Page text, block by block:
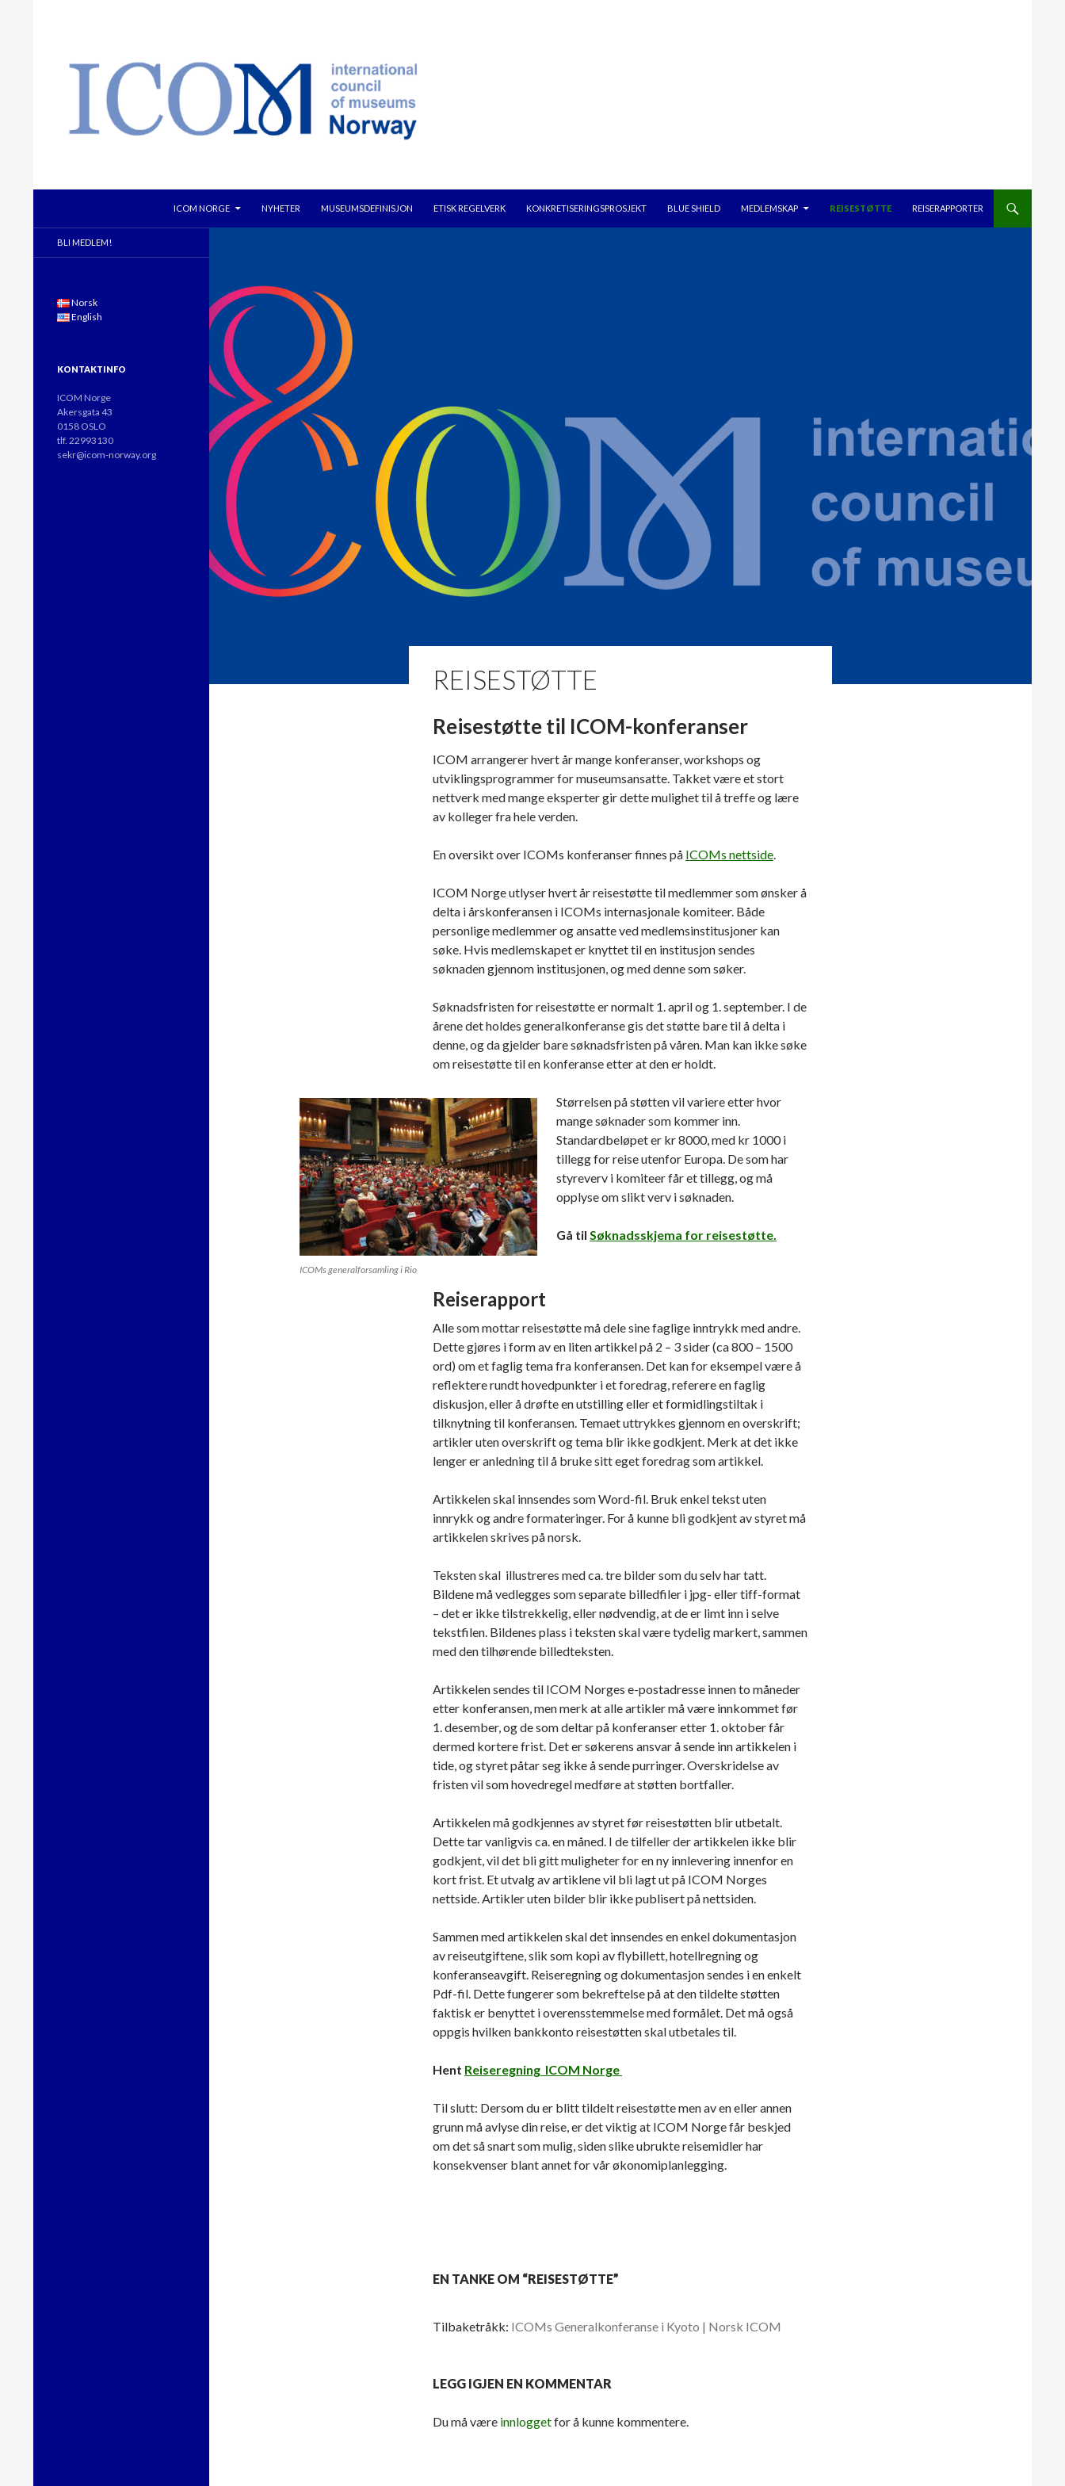
ICOM NORGE
NYHETER MUSEUMSDEFINISJON ETISK REGELVERK KONKRETISERINGSPROSJEKT BLUE SHIELD MEDLEMSKAP REISESTØTTE REISERAPPORTER
REISESTØTTE
Reisestøtte til ICOM-konferanser
ICOM arrangerer hvert år mange konferanser, workshops og
utviklingsprogrammer for museumsansatte. Takket være et stort
nettverk med mange eksperter gir dette mulighet til å treffe og lære
av kolleger fra hele verden.
En oversikt over ICOMs konferanser finnes på ICOMs nettside.
ICOM Norge utlyser hvert år reisestøtte til medlemmer som ønsker å
delta i årskonferansen i ICOMs internasjonale komiteer. Både
personlige medlemmer og ansatte ved medlemsinstitusjoner kan
søke. Hvis medlemskapet er knyttet til en institusjon sendes
søknaden gjennom institusjonen, og med denne som søker.
Søknadsfristen for reisestøtte er normalt 1. april og 1. september. I de
årene det holdes generalkonferanse gis det støtte bare til å delta i
denne, og da gjelder bare søknadsfristen på våren. Man kan ikke søke
om reisestøtte til en konferanse etter at den er holdt.
ICOMs generalforsamling i Rio
Størrelsen på støtten vil variere etter hvor
mange søknader som kommer inn.
Standardbeløpet er kr 8000, med kr 1000 i
tillegg for reise utenfor Europa. De som har
styreverv i komiteer får et tillegg, og må
opplyse om slikt verv i søknaden.
Gå til Søknadsskjema for reisestøtte.
Reiserapport
Alle som mottar reisestøtte må dele sine faglige inntrykk med andre.
Dette gjøres i form av en liten artikkel på 2 – 3 sider (ca 800 – 1500
ord) om et faglig tema fra konferansen. Det kan for eksempel være å
reflektere rundt hovedpunkter i et foredrag, referere en faglig
diskusjon, eller å drøfte en utstilling eller et formidlingstiltak i
tilknytning til konferansen. Temaet uttrykkes gjennom en overskrift;
artikler uten overskrift og tema blir ikke godkjent. Merk at det ikke
lenger er anledning til å bruke sitt eget foredrag som artikkel.
Artikkelen skal innsendes som Word-fil. Bruk enkel tekst uten
innrykk og andre formateringer. For å kunne bli godkjent av styret må
artikkelen skrives på norsk.
Teksten skal illustreres med ca. tre bilder som du selv har tatt.
Bildene må vedlegges som separate billedfiler i jpg- eller tiff-format
– det er ikke tilstrekkelig, eller nødvendig, at de er limt inn i selve
tekstfilen. Bildenes plass i teksten skal være tydelig markert, sammen
med den tilhørende billedteksten.
Artikkelen sendes til ICOM Norges e-postadresse innen to måneder
etter konferansen, men merk at alle artikler må være innkommet før
1. desember, og de som deltar på konferanser etter 1. oktober får
dermed kortere frist. Det er søkerens ansvar å sende inn artikkelen i
tide, og styret påtar seg ikke å sende purringer. Overskridelse av
fristen vil som hovedregel medføre at støtten bortfaller.
Artikkelen må godkjennes av styret før reisestøtten blir utbetalt.
Dette tar vanligvis ca. en måned. I de tilfeller der artikkelen ikke blir
godkjent, vil det bli gitt muligheter for en ny innlevering innenfor en
kort frist. Et utvalg av artiklene vil bli lagt ut på ICOM Norges
nettside. Artikler uten bilder blir ikke publisert på nettsiden.
Sammen med artikkelen skal det innsendes en enkel dokumentasjon
av reiseutgiftene, slik som kopi av flybillett, hotellregning og
konferanseavgift. Reiseregning og dokumentasjon sendes i en enkelt
Pdf-fil. Dette fungerer som bekreftelse på at den tildelte støtten
faktisk er benyttet i overensstemmelse med formålet. Det må også
oppgis hvilken bankkonto reisestøtten skal utbetales til.
Hent Reiseregning ICOM Norge
Til slutt: Dersom du er blitt tildelt reisestøtte men av en eller annen
grunn må avlyse din reise, er det viktig at ICOM Norge får beskjed
om det så snart som mulig, siden slike ubrukte reisemidler har
konsekvenser blant annet for vår økonomiplanlegging.
EN TANKE OM “REISESTØTTE”
Tilbaketråkk: ICOMs Generalkonferanse i Kyoto | Norsk ICOM
LEGG IGJEN EN KOMMENTAR
Du må være innloggetfor å kunne kommentere.
BLI MEDLEM!
Norsk
English
KONTAKTINFO
ICOM Norge
Akersgata 43
0158 OSLO
tlf. 22993130
sekr@icom-norway.org